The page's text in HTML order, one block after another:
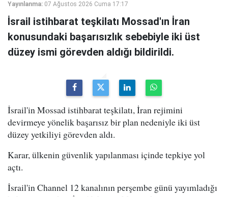
Yayınlanma: 07 Ağustos 2026 Cuma 17:17
İsrail istihbarat teşkilatı Mossad'ın İran
konusundaki başarısızlık sebebiyle iki üst
düzey ismi görevden aldığı bildirildi.
İsrail'in Mossad istihbarat teşkilatı, İran rejimini
devirmeye yönelik başarısız bir plan nedeniyle iki üst
düzey yetkiliyi görevden aldı.
Karar, ülkenin güvenlik yapılanması içinde tepkiye yol
açtı.
İsrail'in Channel 12 kanalının perşembe günü yayımladığı